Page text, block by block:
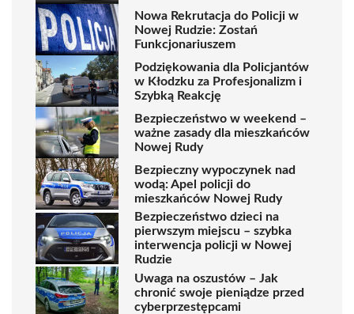
Nowa Rekrutacja do Policji w
Nowej Rudzie: Zostań
Funkcjonariuszem
Podziękowania dla Policjantów
w Kłodzku za Profesjonalizm i
Szybką Reakcję
Bezpieczeństwo w weekend –
ważne zasady dla mieszkańców
Nowej Rudy
Bezpieczny wypoczynek nad
wodą: Apel policji do
mieszkańców Nowej Rudy
Bezpieczeństwo dzieci na
pierwszym miejscu – szybka
interwencja policji w Nowej
Rudzie
Uwaga na oszustów – Jak
chronić swoje pieniądze przed
cyberprzestępcami